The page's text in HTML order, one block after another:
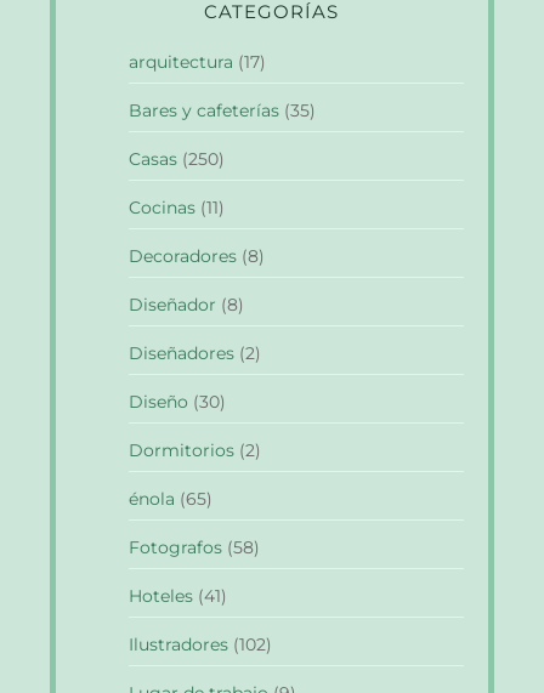
CATEGORÍAS
arquitectura (17)
Bares y cafeterías (35)
Casas (250)
Cocinas (11)
Decoradores (8)
Diseñador (8)
Diseñadores (2)
Diseño (30)
Dormitorios (2)
énola (65)
Fotografos (58)
Hoteles (41)
Ilustradores (102)